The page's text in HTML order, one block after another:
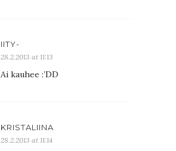
IITY-
28.2.2013 at 11:13
Ai kauhee :’DD
KRISTALIINA
28.2.2013 at 11:14